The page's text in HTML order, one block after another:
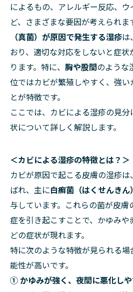
によるもの、アレルギー反応、
ど、さまざまな要因が考えられま
（真菌）が原因で発生する湿疹は
おり、適切な対応をしないと症
ります。特に、 胸や股間のような
位ではカビが繁殖しやすく、強
とが特徴です。
ここでは、カビによる湿疹の見
状について詳しく解説します。
＜カビによる湿疹の特徴とは？＞
カビが原因で起こる皮膚の湿疹は
ばれ、主に白癬菌（はくせんきん）
与しています。これらの菌が皮膚
症を引き起こすことで、かゆみ
どの症状が現れます。
特に次のような特徴が見られる
能性が高いです。
① かゆみが強く、夜間に悪化し